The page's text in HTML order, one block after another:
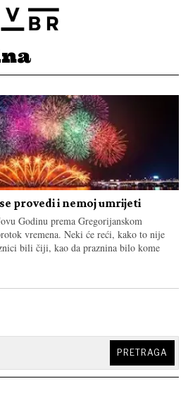
provedi i nemoj umrijeti
Godinu prema Gregorijanskom
vremena. Neki će reći, kako to nije
bili čiji, kao da praznina bilo kome
PRETRAGA